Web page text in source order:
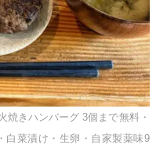
焼きハンバーグ 3個まで無料・
白菜漬け・生卵・自家製薬味9